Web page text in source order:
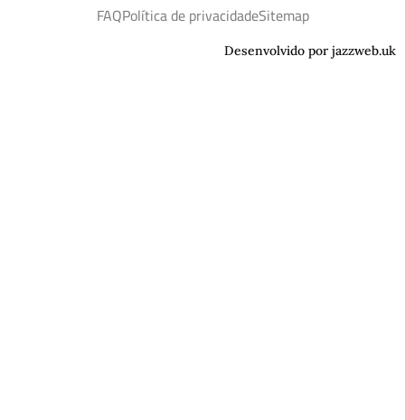
FAQPolítica de privacidadeSitemap
Desenvolvido por jazzweb.uk